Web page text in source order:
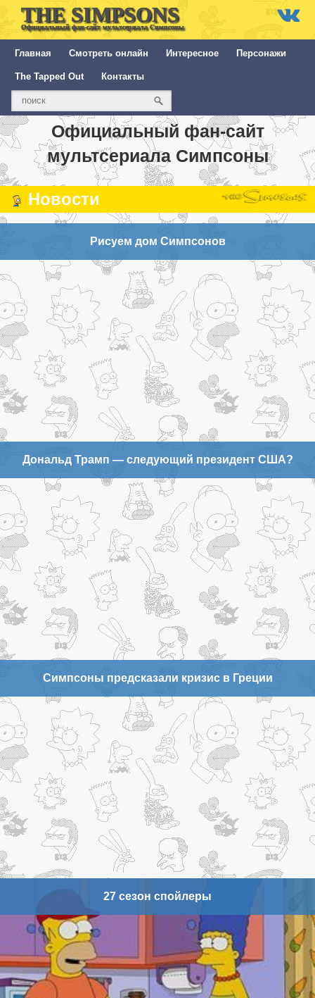
THE SIMPSONS
Официальный фан-сайт мультсериала Симпсоны
Главная Смотреть онлайн Интересное Персонажи
The Tapped Out Контакты
Официальный фан-сайт
мультсериала Симпсоны
Новости
Рисуем дом Симпсонов
Дональд Трамп — следующий президент США?
Симпсоны предсказали кризис в Греции
27 сезон спойлеры